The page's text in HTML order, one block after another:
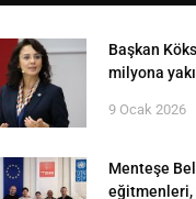
Başkan
milyona
9 Ocak 2026
Menteşe
eğitmenleri,